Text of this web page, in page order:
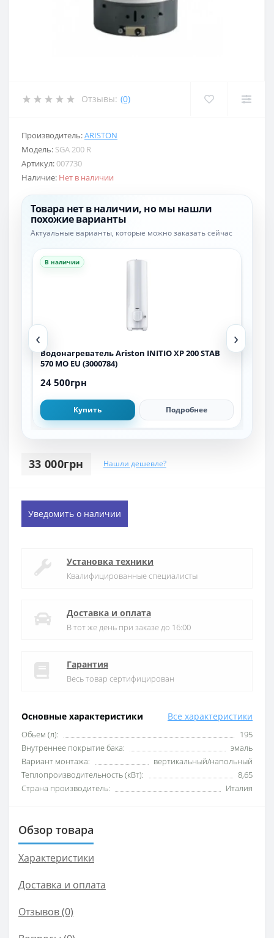
Отзывы: (0)
Производитель:ARISTON
Модель: SGA 200 R
Артикул:007730
Наличие: Нет в наличии
Товара нет в наличии, но мы нашли
похожие варианты
Актуальные варианты, которые можно заказать сейчас
‹
В наличии
Водонагреватель Ariston INITIO XP 200 STAB
570 MO EU (3000784)
24 500грн
Купить Подробнее
›
33 000грн Нашли дешевле?
Основные характеристики Все характеристики
Обьем (л):
195
Внутреннее покрытие бака:
эмаль
Вариант монтажа:
вертикальный/напольный
Теплопроизводительность (кВт):
8,65
Страна производитель:
Италия
Уведомить о наличии
Установка техники
Квалифицированные специалисты
Доставка и оплата
В тот же день при заказе до 16:00
Гарантия
Весь товар сертифицирован
Обзор товара
Характеристики
Доставка и оплата
Отзывов (0)